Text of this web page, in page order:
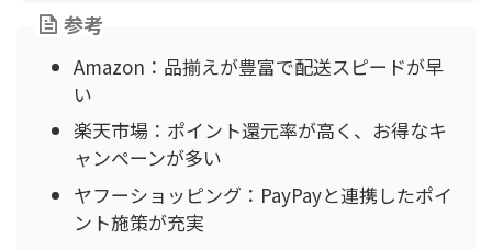
参考
Amazon：品揃えが豊富で配送スピードが早
い
楽天市場：ポイント還元率が高く、お得なキ
ャンペーンが多い
ヤフーショッピング：PayPayと連携したポイ
ント施策が充実